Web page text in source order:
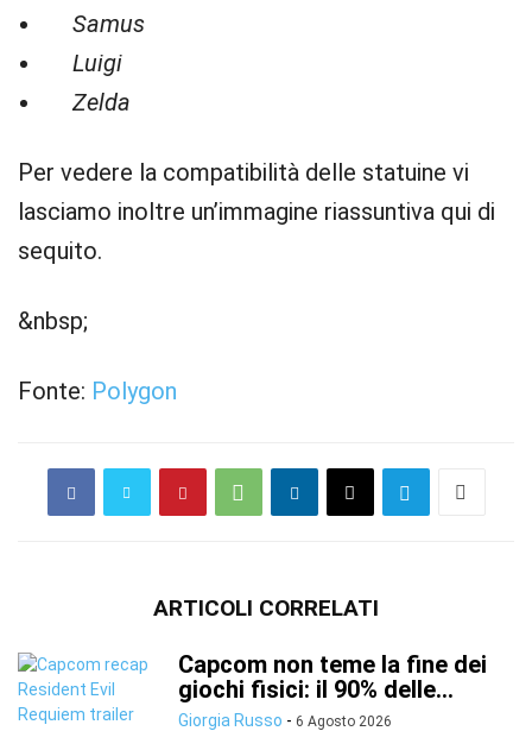
Samus
Luigi
Zelda
Per vedere la compatibilità delle statuine vi
lasciamo inoltre un’immagine riassuntiva qui di
sequito.
&nbsp;
Fonte: Polygon
ARTICOLI CORRELATI
Capcom non teme la fine dei
giochi fisici: il 90% delle...
Giorgia Russo - 6 Agosto 2026